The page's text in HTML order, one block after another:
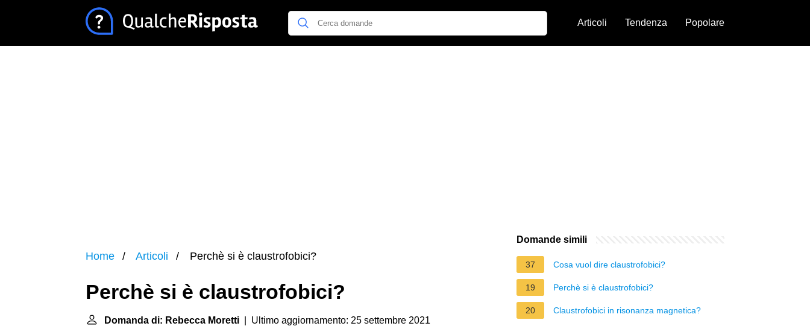
Articoli Tendenza Popolare
Home Articoli Perchè si è claustrofobici?
Perchè si è claustrofobici?
Domanda di: Rebecca Moretti | Ultimo aggiornamento: 25 settembre 2021
Domande simili
37 Cosa vuol dire claustrofobici?
19 Perchè si è claustrofobici?
20 Claustrofobici in risonanza magnetica?